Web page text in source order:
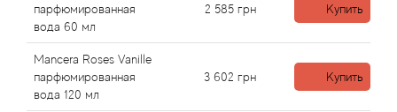
парфюмированная
вода 60 мл
2 585 грн Купить
Mancera Roses Vanille
парфюмированная
вода 120 мл
3 602 грн Купить
American Crew
Amouage
Amouroud